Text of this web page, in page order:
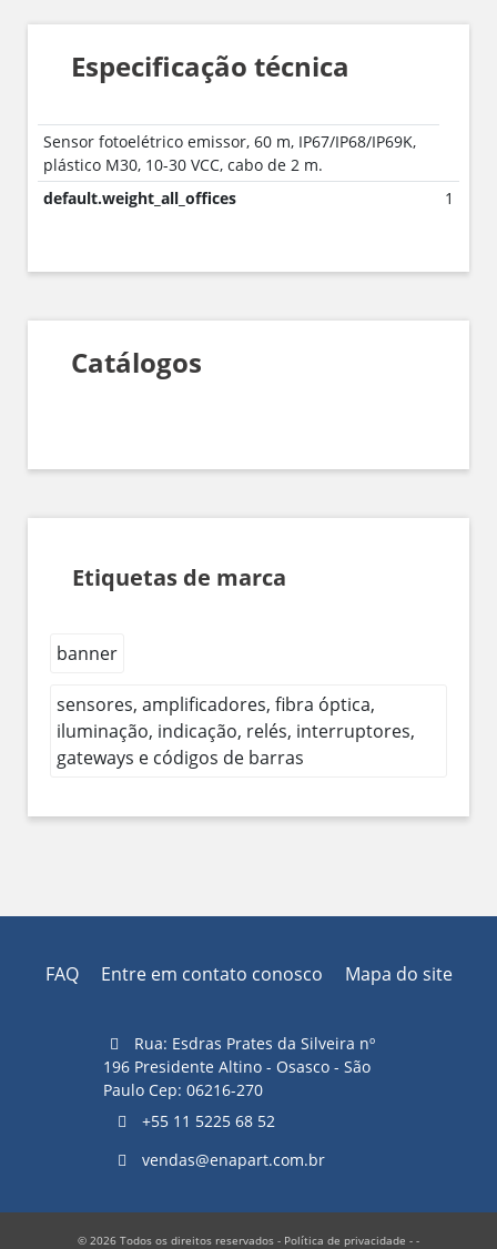
Especificação técnica
Sensor fotoelétrico emissor, 60 m, IP67/IP68/IP69K,
plástico M30, 10-30 VCC, cabo de 2 m.
default.weight_all_offices
1
Catálogos
Etiquetas de marca
banner
sensores, amplificadores, fibra óptica,
iluminação, indicação, relés, interruptores,
gateways e códigos de barras
FAQ Entre em contato conosco Mapa do site
Rua: Esdras Prates da Silveira nº
196 Presidente Altino - Osasco - São
Paulo Cep: 06216-270
+55 11 5225 68 52
vendas@enapart.com.br
© 2026 Todos os direitos reservados - Política de privacidade - -